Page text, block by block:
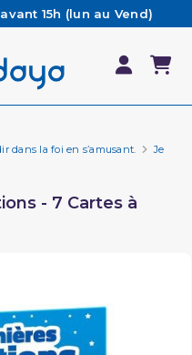
15h (lun au Vend)
le jour même
notre FAQ
de 65€ d'achat*
dans la foi en s’amusant. Jeux
- 7 Cartes à